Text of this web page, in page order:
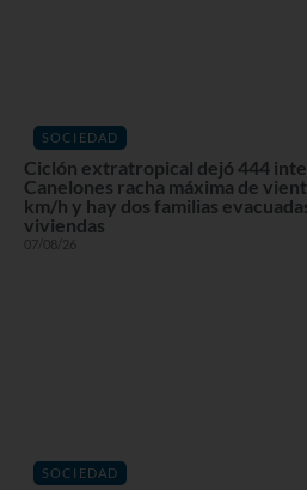
SOCIEDAD
Ciclón extratropical dejó 444
Canelones racha máxima de
km/h y hay dos familias
viviendas
07/08/26
SOCIEDAD